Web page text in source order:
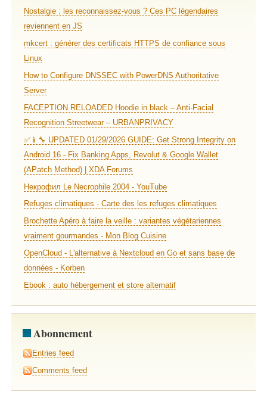
Nostalgie : les reconnaissez-vous ? Ces PC légendaires
reviennent en JS
mkcert : générer des certificats HTTPS de confiance sous
Linux
How to Configure DNSSEC with PowerDNS Authoritative
Server
FACEPTION RELOADED Hoodie in black – Anti-Facial
Recognition Streetwear – URBANPRIVACY
✅📱🔧 UPDATED 01/29/2026 GUIDE: Get Strong Integrity on
Android 16 - Fix Banking Apps, Revolut & Google Wallet
(APatch Method) | XDA Forums
Некрофил Le Necrophile 2004 - YouTube
Refuges climatiques - Carte des les refuges climatiques
Brochette Apéro à faire la veille : variantes végétariennes
vraiment gourmandes - Mon Blog Cuisine
OpenCloud - L'alternative à Nextcloud en Go et sans base de
données - Korben
Ebook : auto hébergement et store alternatif
Abonnement
Entries feed
Comments feed